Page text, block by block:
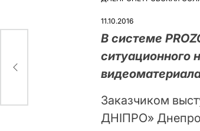
ОПУБЛІКУВАТИ
11.10.2016
В системе
ситуационного
Заказчиком
ДНІПРО»